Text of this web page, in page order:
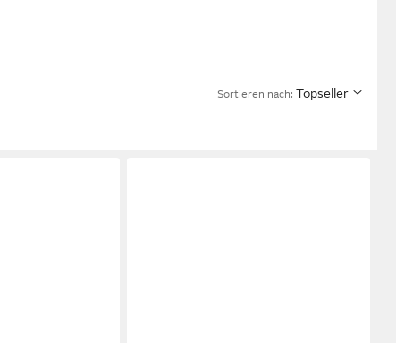
Sortieren nach: Topseller